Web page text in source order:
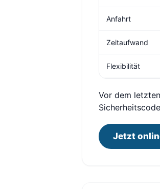
Anfahrt
Zeitaufwand
Flexibilität
Vor dem
Jetzt